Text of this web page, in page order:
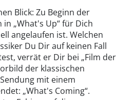
Blick: Zu Beginn der
in „What's Up“ für Dich
angelaufen ist. Welchen
Du Dir auf keinen Fall
verrät er Dir bei „Film der
der klassischen
mit einem
„What's Coming“.